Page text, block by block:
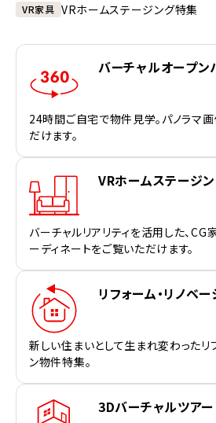
VR家具 VRホームステージング特集
バーチャルオープン
24時間ご自宅で物件見学。パノラマ
だけます。
VRホームステージ
バーチャルリアリティを活用した、CG
ーディネートをご覧いただけます。
リフォーム・リノベ
新しい住まいとして生まれ変わったリ
ン物件特集。
3Dバーチャルツアー